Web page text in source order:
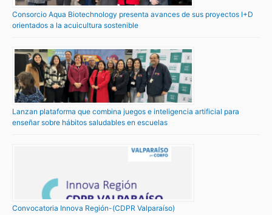
Consorcio Aqua Biotechnology presenta avances de sus proyectos I+D
orientados a la acuicultura sostenible
Lanzan plataforma que combina juegos e inteligencia artificial para
enseñar sobre hábitos saludables en escuelas
Convocatoria Innova Región-(CDPR Valparaíso)